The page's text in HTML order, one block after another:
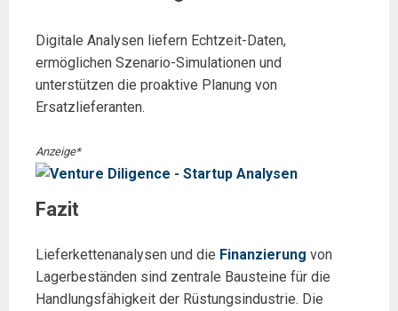
Digitale Analysen liefern Echtzeit-Daten,
ermöglichen Szenario-Simulationen und
unterstützen die proaktive Planung von
Ersatzlieferanten.
Anzeige*
Fazit
Lieferkettenanalysen und die Finanzierung von
Lagerbeständen sind zentrale Bausteine für die
Handlungsfähigkeit der Rüstungsindustrie. Die